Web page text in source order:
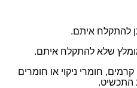
להתקלח איתם.
מומלץ שלא להתקלח איתם.
חומרי ניקוי או חומרים
התכשיט.